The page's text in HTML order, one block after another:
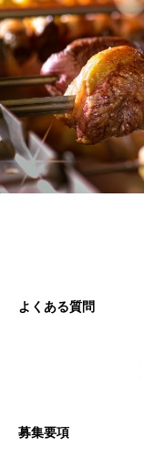
よくある質問
募集要項